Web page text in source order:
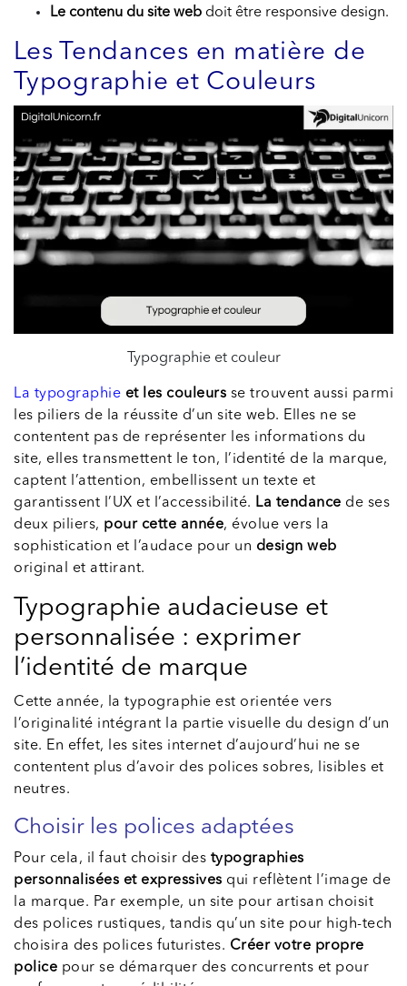
Le contenu du site web doit être responsive design.
Les Tendances en matière de
Typographie et Couleurs
Typographie et couleur
La typographie et les couleurs se trouvent aussi parmi
les piliers de la réussite d’un site web. Elles ne se
contentent pas de représenter les informations du
site, elles transmettent le ton, l’identité de la marque,
captent l’attention, embellissent un texte et
garantissent l’UX et l’accessibilité. La tendance de ses
deux piliers, pour cette année, évolue vers la
sophistication et l’audace pour un design web
original et attirant.
Typographie audacieuse et
personnalisée : exprimer
l’identité de marque
Cette année, la typographie est orientée vers
l’originalité intégrant la partie visuelle du design d’un
site. En effet, les sites internet d’aujourd’hui ne se
contentent plus d’avoir des polices sobres, lisibles et
neutres.
Choisir les polices adaptées
Pour cela, il faut choisir des typographies
personnalisées et expressives qui reflètent l’image de
la marque. Par exemple, un site pour artisan choisit
des polices rustiques, tandis qu’un site pour high-tech
choisira des polices futuristes. Créer votre propre
police pour se démarquer des concurrents et pour